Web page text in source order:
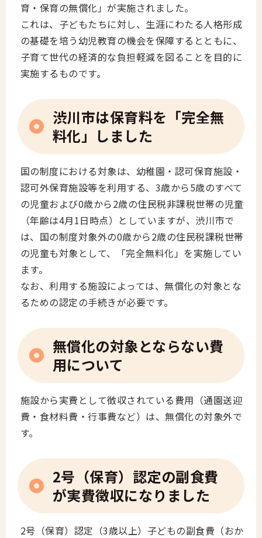
育・保育の無償化」が実施されました。
これは、子どもたちに対し、生涯にわたる人格形成
の基礎を培う幼児教育の機会を保障するとともに、
子育て世代の経済的な負担軽減を図ることを目的に
実施するものです。
渋川市は保育料を「完全無
料化」しました
国の制度における対象は、幼稚園・認可保育施設・
認可外保育施設等を利用する、3歳から5歳のすべて
の児童および0歳から2歳の住民税非課税世帯の児童
（年齢は4月1日時点）としていますが、渋川市で
は、国の制度対象外の0歳から2歳の住民税課税世帯
の児童も対象として、「完全無料化」を実施してい
ます。
なお、利用する施設によっては、無償化の対象とな
るための認定の手続きが必要です。
無償化の対象とならない費
用について
施設から実費として徴収されている費用（通園送迎
費・食材料費・行事費など）は、無償化の対象外で
す。
2号（保育）認定の副食費
が実費徴収になりました
2号（保育）認定（3歳以上）子どもの副食費（おか